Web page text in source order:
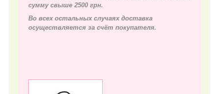
сумму свыше 2500 грн.
Во всех остальных случаях доставка
осуществляется за счёт покупателя.